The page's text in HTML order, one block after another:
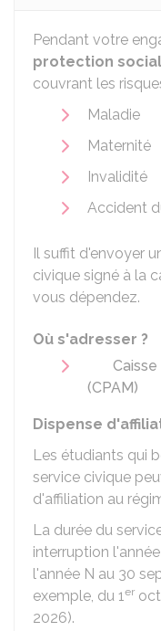
Pendant votre
protection
couvrant les
Maladie
Maternité
Invalidité
Accident
Il suffit d'envoyer
civique signé à la
vous dépendez.
Où s'adresser ?
(CPAM)
Dispense
Les étudiants qui
service civique
d'affiliation au
La durée du
interruption
l'année N au 30
exemple, du 1er
2026).